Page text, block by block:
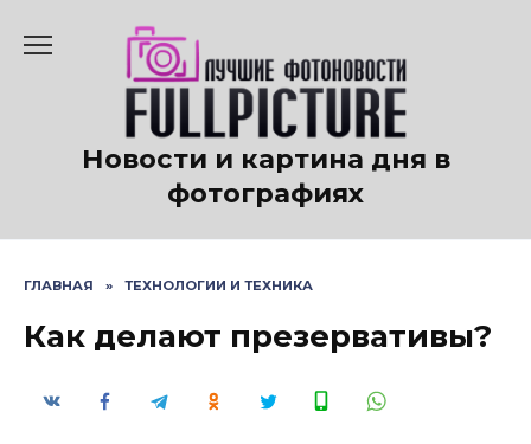
содержанию
Новости и картина дня в
фотографиях
ГЛАВНАЯ » ТЕХНОЛОГИИ И ТЕХНИКА
Как делают презервативы?